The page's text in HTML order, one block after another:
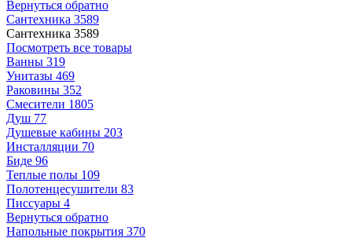
Вернуться обратно
Сантехника 3589
Сантехника 3589
Посмотреть все товары
Ванны 319
Унитазы 469
Раковины 352
Смесители 1805
Душ 77
Душевые кабины 203
Инсталляции 70
Биде 96
Теплые полы 109
Полотенцесушители 83
Писсуары 4
Вернуться обратно
Напольные покрытия 370